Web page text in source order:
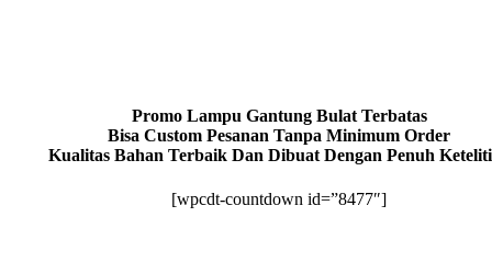
Promo Lampu Gantung Bulat Terbatas
Bisa Custom Pesanan Tanpa Minimum Order
Kualitas Bahan Terbaik Dan Dibuat Dengan Penuh
[wpcdt-countdown id=”8477″]